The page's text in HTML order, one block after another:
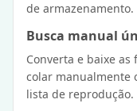
de armazenamento.
Busca manual
Converta e baixe as
colar manualmente
lista de reprodução.